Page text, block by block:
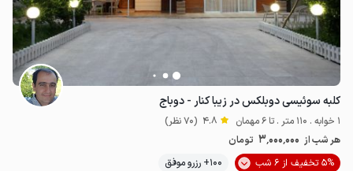
کلبه سوئیسی دوبلکس در زیبا کنار - دوباج
1 خوابه . 110 متر . تا 6 مهمان 4.8 (70 نظر)
هر شب از 3٬000٬000 تومان
5% تخفیف از 6 شب
100+ رزرو موفق